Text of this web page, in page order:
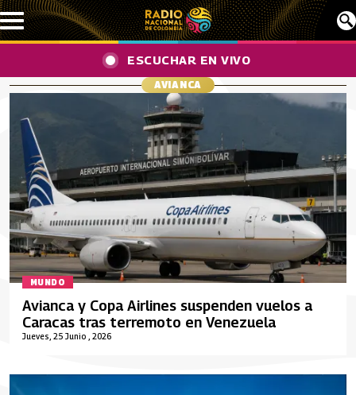
Pasar al contenido principal
ESCUCHAR EN VIVO
AVIANCA
MUNDO
Jueves, 25 Junio , 2026
Avianca y Copa Airlines suspenden vuelos a
Caracas tras terremoto en Venezuela